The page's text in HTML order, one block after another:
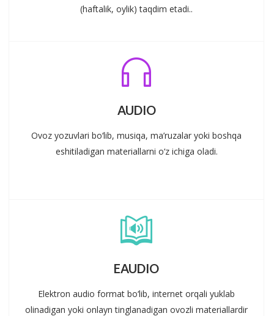
(haftalik, oylik) taqdim etadi..
AUDIO
Ovoz yozuvlari bo‘lib, musiqa, ma’ruzalar yoki boshqa
eshitiladigan materiallarni o‘z ichiga oladi.
EAUDIO
Elektron audio format bo‘lib, internet orqali yuklab
olinadigan yoki onlayn tinglanadigan ovozli materiallardir